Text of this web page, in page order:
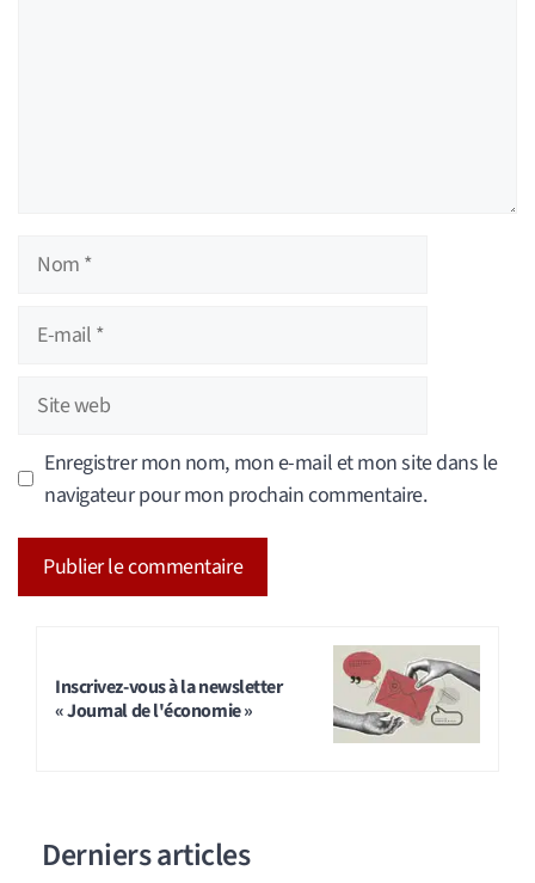
Nom
Site
web
Enregistrer mon nom, mon e-mail et mon site dans le
navigateur pour mon prochain commentaire.
Inscrivez-vous à la newsletter
« Journal de l'économie »
Derniers articles